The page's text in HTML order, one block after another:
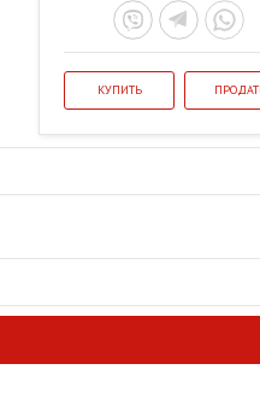
КУПИТЬ